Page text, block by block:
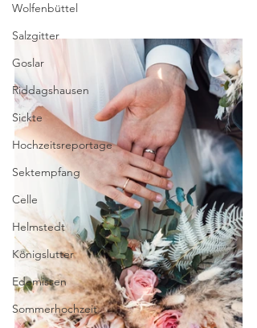
Wolfenbüttel
Salzgitter
Goslar
Riddagshausen
Sickte
Hochzeitsreportage
Sektempfang
Celle
Helmstedt
Königslutter
Edemissen
Sommerhochzeit